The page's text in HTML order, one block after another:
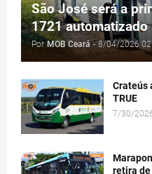
São José será a
1721 automatizado
Por MOB Ceará - 8/04/2026
Crateús
TRUE
7/30/
retira